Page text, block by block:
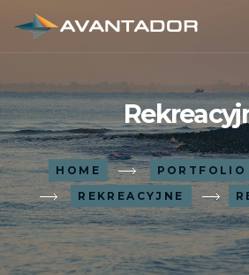
HOME
REKREACYJNE